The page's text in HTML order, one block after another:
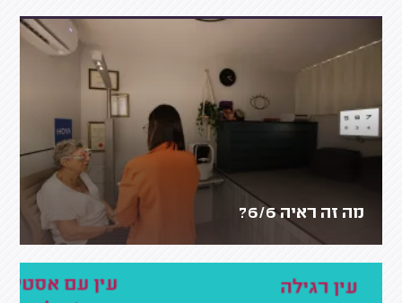
מה זה ראיה 6/6?